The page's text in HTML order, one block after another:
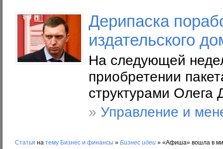
Дерипаска
издательского
На следующей
приобретении
структурами Олега
» Управление и
Статья на тему Бизнес и финансы » Бизнес идеи » «Афиша» вошла в